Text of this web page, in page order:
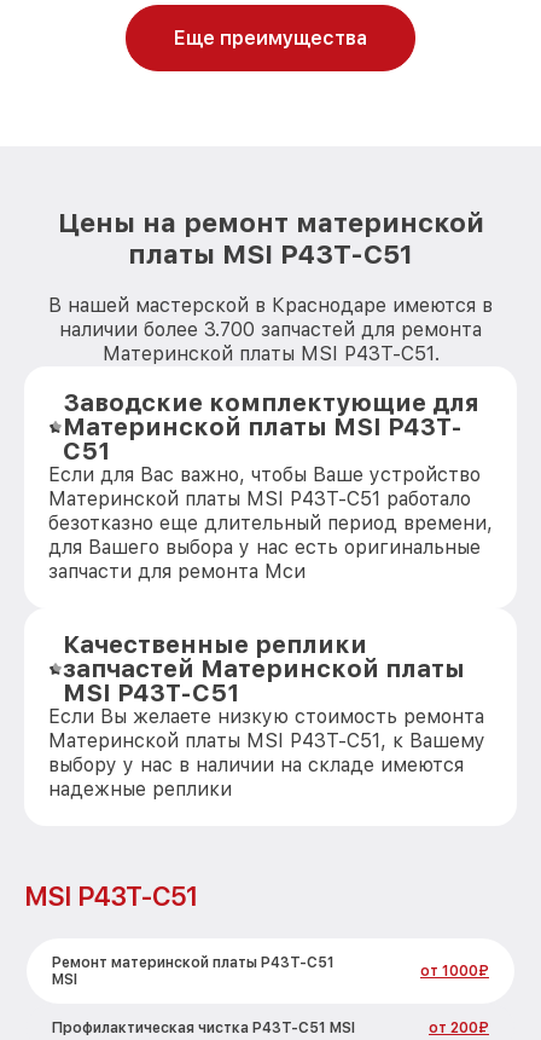
Еще преимущества
Цены на ремонт материнской
платы MSI P43T-C51
В нашей мастерской в Краснодаре имеются в
наличии более 3.700 запчастей для ремонта
Материнской платы MSI P43T-C51.
Заводские комплектующие для
Материнской платы MSI P43T-
C51
Если для Вас важно, чтобы Ваше устройство
Материнской платы MSI P43T-C51 работало
безотказно еще длительный период времени,
для Вашего выбора у нас есть оригинальные
запчасти для ремонта Мси
Качественные реплики
запчастей Материнской платы
MSI P43T-C51
Если Вы желаете низкую стоимость ремонта
Материнской платы MSI P43T-C51, к Вашему
выбору у нас в наличии на складе имеются
надежные реплики
MSI P43T-C51
Ремонт материнской платы P43T-C51
MSI
от 1000₽
Профилактическая чистка P43T-C51 MSI от 200₽